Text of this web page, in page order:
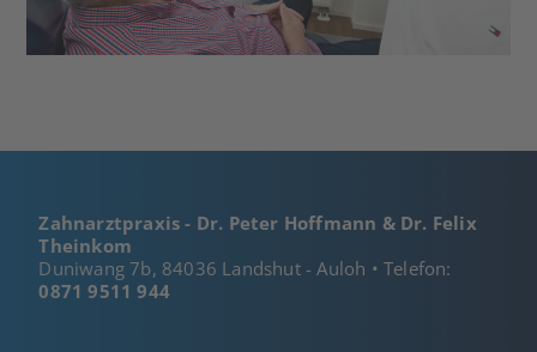
Zahnarztpraxis - Dr. Peter Hoffmann & Dr. Felix
Theinkom
Duniwang 7b, 84036 Landshut - Auloh • Telefon:
0871 9511 944